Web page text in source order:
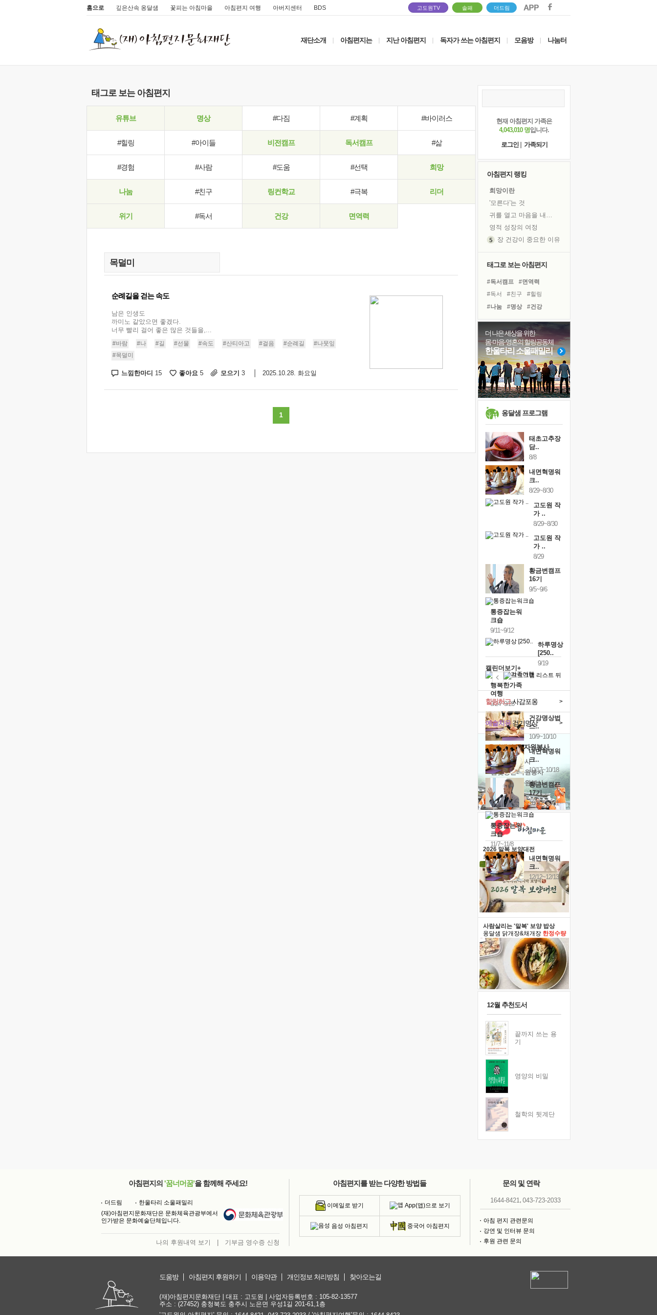
홈으로 깊은산속 옹달샘 꽃피는 아침마을 아침편지 여행 아버지센터 BDS 고도원TV 솔패 더드림
재단소개 아침편지는 지난 아침편지 독자가 쓰는 아침편지 모음방 나눔터
태그로 보는 아침편지
유튜브 명상 #다짐 #계획 #바이러스
#힐링 #아이들 비전캠프 독서캠프 #삶
#경험 #사람 #도움 #선택 희망
나눔 #친구 링컨학교 #극복 리더
위기 #독서 건강 면역력
순례길을 걷는 속도
남은 인생도
까미노 같았으면 좋겠다.
너무 빨리 걸어 좋은 많은 것들을,...
#바람 #나 #길 #선물 #속도 #산티아고 #걸음 #순례길
#나뭇잎
#목덜미
느낌한마디 15 좋아요 5 모으기 3 2025.10.28. 화요일
1
현재 아침편지 가족은
4,043,010 명입니다.
로그인
가족되기
아침편지 랭킹
희망이란
'모른다'는 것
귀를 열고 마음을 내어주고
영적 성장의 여정
장 건강이 중요한 이유
흙이 된 몸으로 출근하는 여자
꿈이 실제가 되는 것
'말 타는 법'을 먼저
졸업식 사진을 보며
극심한 변비, 어깨결림, 수면 장애
아픈 아버지를 위한 공간 설계
슬럼프
보고 싶은 어머니
유년 시절의 부산 영도 바다
못된 꼰대들
태그로 보는 아침편지
#독서캠프
#면역력
#독서
#친구
#힐링
#나눔
#명상
#건강
#바이러스
#도움
#다짐
#희망
#경험
#위기
#선택
#극복
#유튜브
#리더
#아이들
#비전캠프
#삶 #사람
더 나은 세상을 위한
몸·마음·영혼의 힐링공동체
한울타리 소울패밀리
옹달샘 프로그램
태초고추장
담..
8/8
내면혁명워
크..
8/29~8/30
고도원 작
가 ..
8/29~8/30
고도원 작
가 ..
8/29
황금변캠프
16기
9/5~9/6
통증잡는워
크숍
9/11~9/12
하루명상
[250..
9/19
행복한가족
여행
9/24~9/26
건강명상법
스..
10/9~10/10
내면혁명워
크..
10/17~10/18
황금변캠프
17기
10/30~10/31
통증잡는워
크숍
11/7~11/8
내면혁명워
크..
12/12~12/13
캘린더보기+
예술치유걷기명상 >
힐링허그사감포옹 >
'옹달샘의 꽃'자원봉사
· 청년 자원봉사
· 금빛청년 자원봉사
· 음식연구 자원봉사
2026 말복 보양대전
최대74%할인
사람살리는 '말복' 보양 밥상
옹달샘 닭개장&채개장 한정수량
12월 추천도서
끝까지 쓰는 용
기
영양의 비밀
철학의 뒷계단
아침편지의 '꿈너머꿈'을 함께해 주세요!
더드림
한울타리 소울패밀리
(재)아침편지문화재단은 문화체육관광부에서
인가받은 문화예술단체입니다.
나의 후원내역 보기 기부금 영수증 신청
아침편지를 받는 다양한 방법들
이메일로 받기 App(앱)으로 보기
음성 아침편지 중국어 아침편지
문의 및 연락
1644-8421, 043-723-2033
아침 편지 관련문의
강연 및 인터뷰 문의
후원 관련 문의
도움방 아침편지 후원하기 이용약관 개인정보 처리방침 찾아오는길
(재)아침편지문화재단 | 대표 : 고도원 | 사업자등록번호 : 105-82-13577
주소 : (27452) 충청북도 충주시 노은면 우성1길 201-61,1층